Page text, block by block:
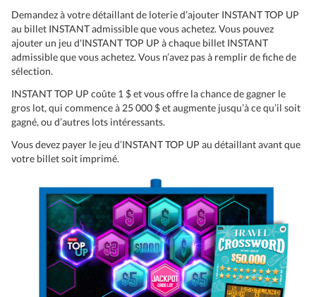
Demandez à votre détaillant de loterie d’ajouter INSTANT TOP UP
au billet INSTANT admissible que vous achetez. Vous pouvez
ajouter un jeu d'INSTANT TOP UP à chaque billet INSTANT
admissible que vous achetez. Vous n’avez pas à remplir de fiche de
sélection.
INSTANT TOP UP coûte 1 $ et vous offre la chance de gagner le
gros lot, qui commence à 25 000 $ et augmente jusqu’à ce qu’il soit
gagné, ou d’autres lots intéressants.
Vous devez payer le jeu d’INSTANT TOP UP au détaillant avant que
votre billet soit imprimé.